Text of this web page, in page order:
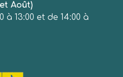
Août)
à 13:00 et de 14:00 à